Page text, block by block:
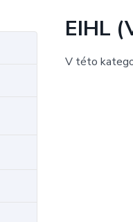
EIHL
V této